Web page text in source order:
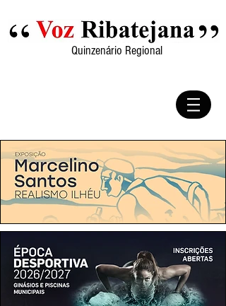
Quinzenário Regional